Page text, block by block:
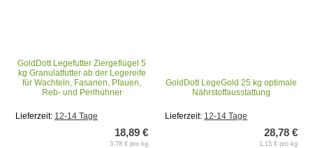
GoldDott Legefutter Ziergeflügel 5
kg Granulatfutter ab der Legereife
für Wachteln, Fasanen, Pfauen,
Reb- und Perlhühner
Lieferzeit: 12-14 Tage
18,89 €
3,78 € pro kg
GoldDott LegeGold 25 kg optimale
Nährstoffausstattung
Lieferzeit: 12-14 Tage
28,78 €
1,15 € pro kg